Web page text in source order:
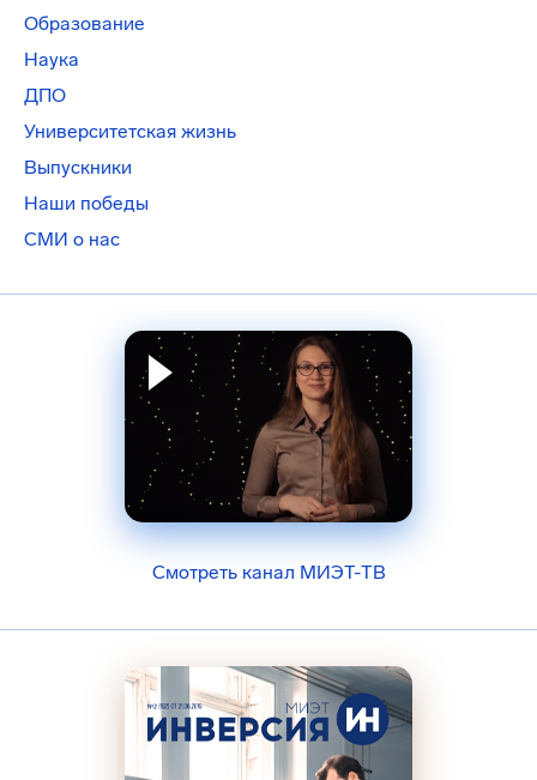
Образование
Наука
ДПО
Университетская жизнь
Выпускники
Наши победы
СМИ о нас
Смотреть канал МИЭТ-ТВ